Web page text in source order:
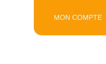
MON COMPTE